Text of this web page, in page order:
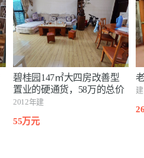
碧桂园147㎡大四房改善型
置业的硬通货，58万的总价
2012年建
55万元
建